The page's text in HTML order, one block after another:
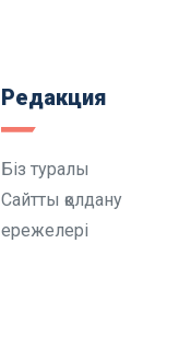
Редакция
Біз туралы
Сайтты қолдану
ережелері